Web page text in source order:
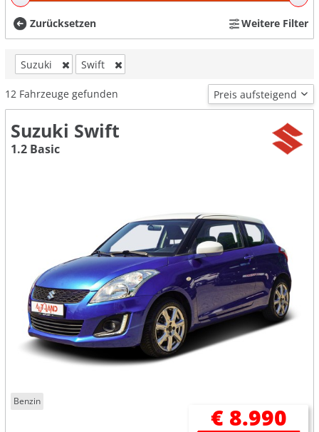
Zurücksetzen Weitere Filter
Suzuki Swift
12 Fahrzeuge gefunden
Suzuki Swift
1.2 Basic
Benzin
€ 8.990